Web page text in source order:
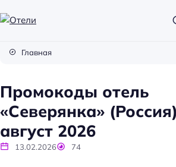
и
Главная
Промокоды отель
«Северянка»
август 2026
13.02.2026 74